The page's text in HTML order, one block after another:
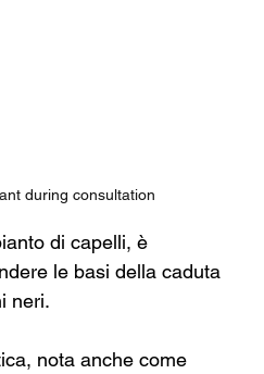
during consultation
di capelli, è
le basi della caduta
neri.
nota anche come